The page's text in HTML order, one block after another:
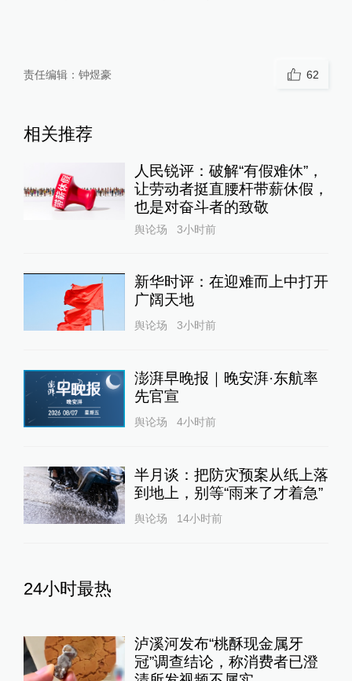
责任编辑： 钟煜豪 62
相关推荐
人民锐评：破解“有假难休”，
让劳动者挺直腰杆带薪休假，
也是对奋斗者的致敬
舆论场 3小时前
新华时评：在迎难而上中打开
广阔天地
舆论场 3小时前
澎湃早晚报｜晚安湃·东航率
先官宣
舆论场 4小时前
半月谈：把防灾预案从纸上落
到地上，别等“雨来了才着急”
舆论场 14小时前
24小时最热
泸溪河发布“桃酥现金属牙
冠”调查结论，称消费者已澄